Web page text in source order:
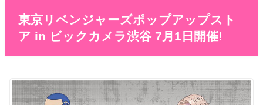
東京リベンジャーズポップアップスト
ア in ビックカメラ渋谷 7月1日開催!